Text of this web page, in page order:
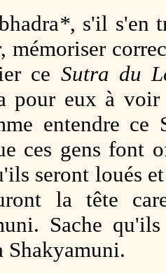
*, s'il s'en
mémoriser
ce Sutra du
pour eux à
entendre
ces gens font
seront loués
la tête
Sache
Shakyamuni.